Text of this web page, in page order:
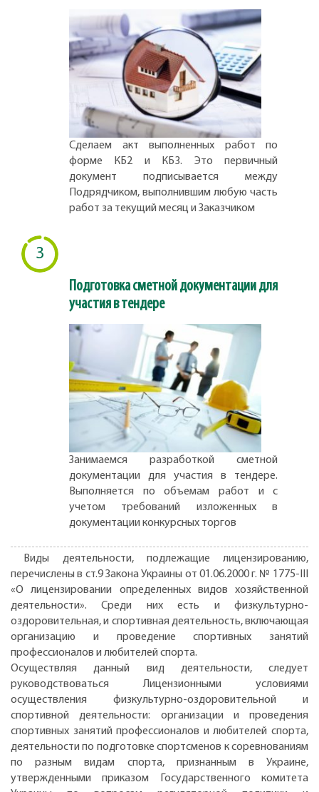
Сделаем акт выполненных работ по
форме КБ2 и КБ3. Это первичный
документ подписывается между
Подрядчиком, выполнившим любую часть
работ за текущий месяц и Заказчиком
3
Подготовка сметной документации для
участия в тендере
Занимаемся разработкой сметной
документации для участия в тендере.
Выполняется по объемам работ и с
учетом требований изложенных в
документации конкурсных торгов
Виды деятельности, подлежащие лицензированию,
перечислены в ст.9 Закона Украины от 01.06.2000 г. № 1775-III
«О лицензировании определенных видов хозяйственной
деятельности». Среди них есть и физкультурно-
оздоровительная, и спортивная деятельность, включающая
организацию и проведение спортивных занятий
профессионалов и любителей спорта.
Осуществляя данный вид деятельности, следует
руководствоваться Лицензионными условиями
осуществления физкультурно-оздоровительной и
спортивной деятельности: организации и проведения
спортивных занятий профессионалов и любителей спорта,
деятельности по подготовке спортсменов к соревнованиям
по разным видам спорта, признанным в Украине,
утвержденными приказом Государственного комитета